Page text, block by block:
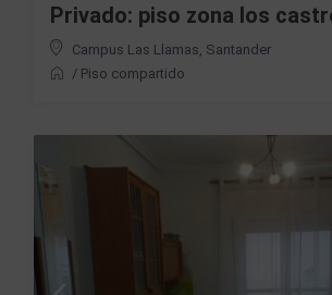
Privado: piso zona los
Campus Las Llamas Santander
/ Piso compartido